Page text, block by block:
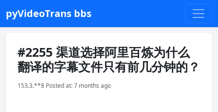
pyVideoTrans bbs
#2255 渠道选择阿里百炼为什么
翻译的字幕文件只有前几分钟的？
153.3.**8 Posted at: 7 months ago